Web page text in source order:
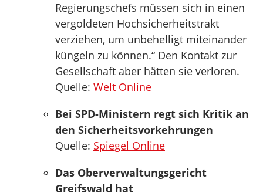
Regierungschefs müssen sich in einen
vergoldeten Hochsicherheitstrakt
verziehen, um unbehelligt miteinander
küngeln zu können.“ Den Kontakt zur
Gesellschaft aber hätten sie verloren.
Quelle: Welt Online
Bei SPD-Ministern regt sich Kritik an
den Sicherheitsvorkehrungen
Quelle: Spiegel Online
Das Oberverwaltungsgericht
Greifswald hat